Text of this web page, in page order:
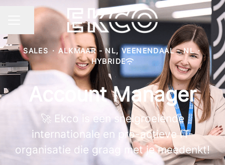
CARRIÈREMENU
Pagina delen
SALES · ALKMAAR - NL, VEENENDAAL - NL ·
HYBRIDE
Account Manager
🚀 Ekco is een snelgroeiende
internationale en pro-actieve IT-
organisatie die graag met je meedenkt!